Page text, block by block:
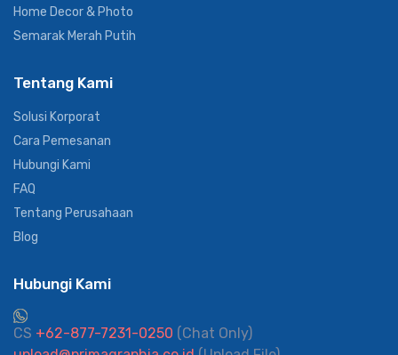
Home Decor & Photo
Semarak Merah Putih
Tentang Kami
Solusi Korporat
Cara Pemesanan
Hubungi Kami
FAQ
Tentang Perusahaan
Blog
Hubungi Kami
CS +62-877-7231-0250 (Chat Only)